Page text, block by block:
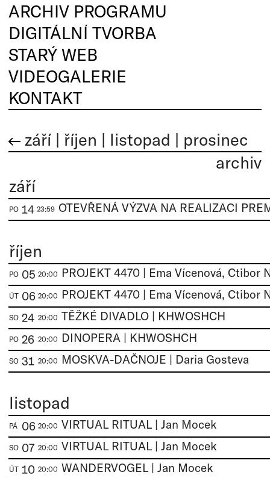
ARCHIV PROGRAMU
DIGITÁLNÍ TVORBA
STARÝ WEB
VIDEOGALERIE
KONTAKT
září | říjen | listopad | prosinec
archiv
září
PO 14 23:59
říjen
PO 05 20:00
ÚT 06 20:00
SO 24 20:00 TĚŽKÉ DIVADLO | KHWOSHCH
PO 26 20:00 DINOPERA | KHWOSHCH
SO 31 20:00 MOSKVA-DAČNOJE | Daria Gosteva
listopad
PÁ 06 20:00 VIRTUAL RITUAL | Jan Mocek
SO 07 20:00 VIRTUAL RITUAL | Jan Mocek
ÚT 10 20:00 WANDERVOGEL | Jan Mocek